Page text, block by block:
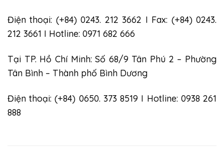
Điện thoại: (+84) 0243. 212 3662 I Fax: (+84) 0243.
212 3661 I Hotline: 0971 682 666
Tại TP. Hồ Chí Minh: Số 68/9 Tân Phú 2 – Phường
Tân Bình – Thành phố Bình Dương
Điện thoại: (+84) 0650. 373 8519 I Hotline: 0938 261
888